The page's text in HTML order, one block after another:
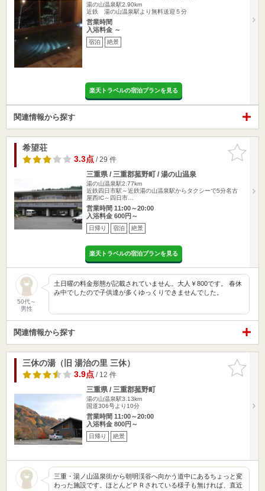
湯の山温泉駅2.90km
近鉄 湯の山温泉駅より無料送迎５分
営業時間
入浴料金 ～
宿泊 絶景
楽天トラベルの宿泊プランを見る
関連情報から探す
お気に入
りに追加
希望荘
3.3点/ 29 件
三重県 / 三重郡菰野町 / 湯の山温泉
湯の山温泉駅2.77km
近鉄四日市駅～近鉄湯の山温泉駅からタクシーで5分名古
屋西IC～四日市…
営業時間 11:00～20:00
入浴料金 600円～
日帰り 宿泊 絶景
楽天トラベルの宿泊プランを見る
50代～
男性
土日曜の料金形態が記載されていません。大人￥800です。 春休
み中でしたので子供達が多くゆっくりできませんでした。
関連情報から探す
お気に入
りに追加
三休の湯（旧 湯治の里 三休）
3.9点/ 12 件
三重県 / 三重郡菰野町
湯の山温泉駅3.13km
国道306号より10分
営業時間 11:00～20:00
入浴料金 800円～
日帰り 絶景
三重・湯ノ山温泉街から朝明渓谷へ向かう道中にあるちょっと変
わった施設です。ほとんどＰＲされている様子も無ければ、直近